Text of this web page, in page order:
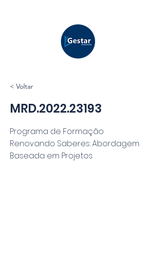
< Voltar
MRD.2022.23193
Programa de Formação
Renovando Saberes: Abordagem
Baseada em Projetos